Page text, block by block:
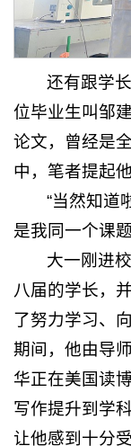
还有跟学
位毕业生叫邹
论文，曾经是
中，笔者提起
“当然知道
是我同一个课
大一刚进
八届的学长，
了努力学习、
期间，他由导
华正在美国读
写作提升到学
让他感到十分